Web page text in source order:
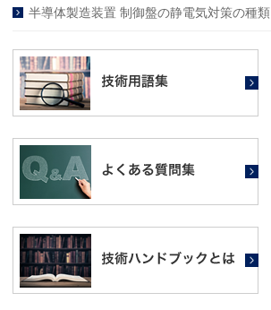
半導体製造装置 制御盤の静電気対策の種類